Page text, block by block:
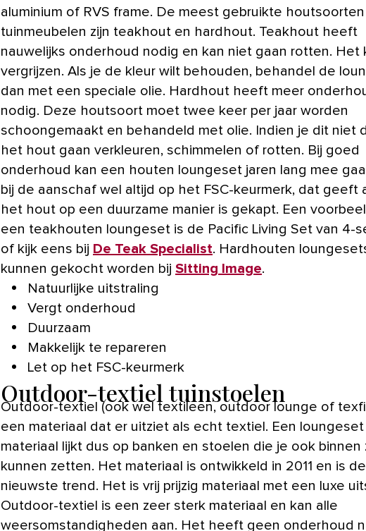
aluminium of RVS frame. De meest gebruikte
tuinmeubelen zijn teakhout en hardhout. Teakhout heeft
nauwelijks onderhoud nodig en kan niet gaan rotten. Het
vergrijzen. Als je de kleur wilt behouden, behandel de
dan met een speciale olie. Hardhout heeft meer
nodig. Deze houtsoort moet twee keer per jaar worden
schoongemaakt en behandeld met olie. Indien je dit niet
het hout gaan verkleuren, schimmelen of rotten. Bij goed
onderhoud kan een houten loungeset jaren lang mee
bij de aanschaf wel altijd op het FSC-keurmerk, dat geeft
het hout op een duurzame manier is gekapt. Een
een teakhouten loungeset is de Pacific Living Set van 4-
of kijk eens bij De Teak Specialist. Hardhouten
kunnen gekocht worden bij Sitting Image.
Natuurlijke uitstraling
Vergt onderhoud
Duurzaam
Makkelijk te repareren
Let op het FSC-keurmerk
Outdoor-textiel tuinstoelen
Outdoor-textiel (ook wel textileen, outdoor lounge of
een materiaal dat er uitziet als echt textiel. Een
materiaal lijkt dus op banken en stoelen die je ook binnen
kunnen zetten. Het materiaal is ontwikkeld in 2011 en is de
nieuwste trend. Het is vrij prijzig materiaal met een luxe
Outdoor-textiel is een zeer sterk materiaal en kan alle
weersomstandigheden aan. Het heeft geen onderhoud